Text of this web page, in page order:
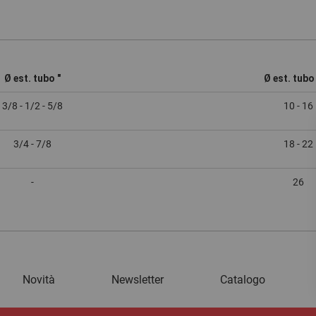
Ø est. tubo " Ø est. tubo
3/8 - 1/2 - 5/8 10 - 16
3/4 - 7/8 18 - 22
- 26
Novità Newsletter Catalogo